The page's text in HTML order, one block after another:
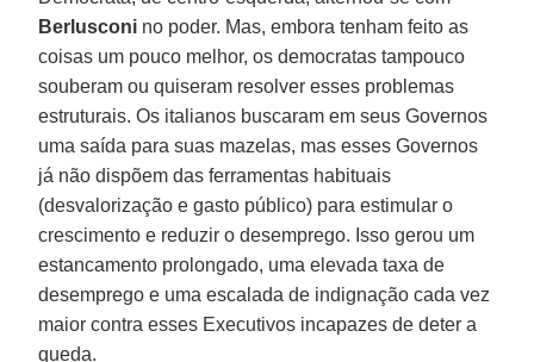
Berlusconi no poder. Mas, embora tenham feito as
coisas um pouco melhor, os democratas tampouco
souberam ou quiseram resolver esses problemas
estruturais. Os italianos buscaram em seus Governos
uma saída para suas mazelas, mas esses Governos
já não dispõem das ferramentas habituais
(desvalorização e gasto público) para estimular o
crescimento e reduzir o desemprego. Isso gerou um
estancamento prolongado, uma elevada taxa de
desemprego e uma escalada de indignação cada vez
maior contra esses Executivos incapazes de deter a
queda.